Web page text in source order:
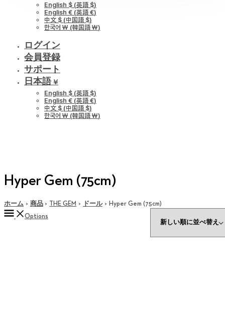
English $ (英語 $)
English € (英語 €)
中文 $ (中国語 $)
한국어 ￦ (韓国語 ￦)
ログイン
会員登録
サポート
日本語 ¥
English $ (英語 $)
English € (英語 €)
中文 $ (中国語 $)
한국어 ￦ (韓国語 ￦)
Hyper Gem (75cm)
ホーム 商品 THE GEM ドール
Hyper Gem (75cm)
Options